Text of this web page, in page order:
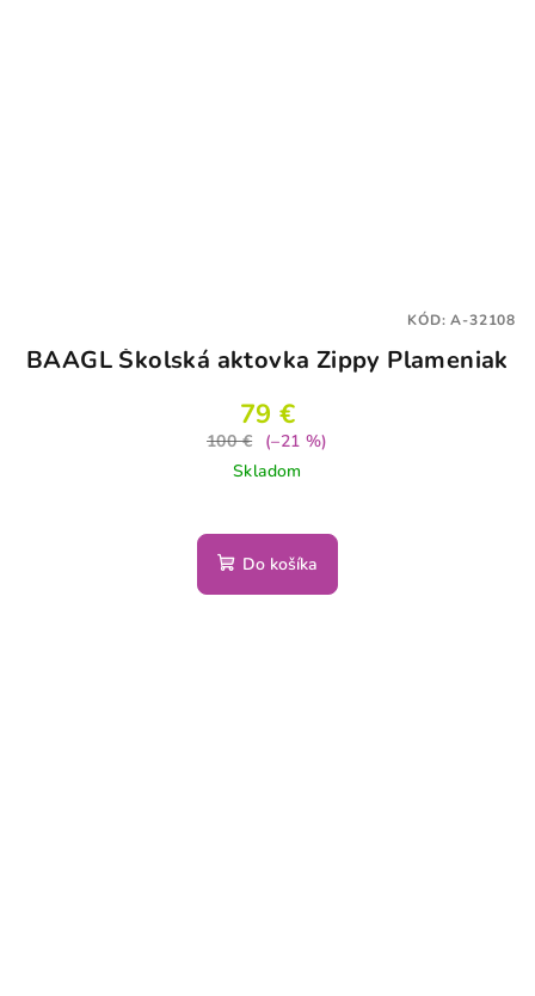
BAAGL Školská aktovka Zippy Plameniak
79 €
100 €
(–21 %)
Skladom
Do košíka
KÓD:A-32108